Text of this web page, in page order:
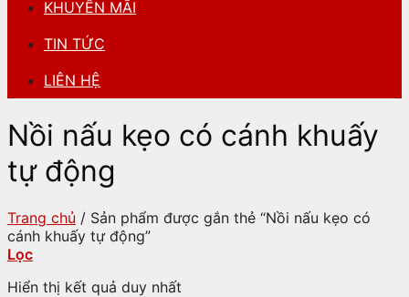
KHUYẾN MÃI
TIN TỨC
LIÊN HỆ
Nồi nấu kẹo có cánh khuấy
tự động
Trang chủ / Sản phẩm được gắn thẻ “Nồi nấu kẹo có
cánh khuấy tự động”
Lọc
Hiển thị kết quả duy nhất